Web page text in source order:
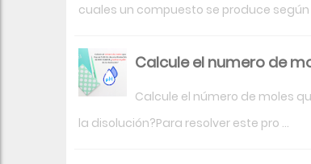
cuales un compuesto se produce según
Calcule el numero de
Calcule el número de moles
la disolución?Para resolver este pro ...